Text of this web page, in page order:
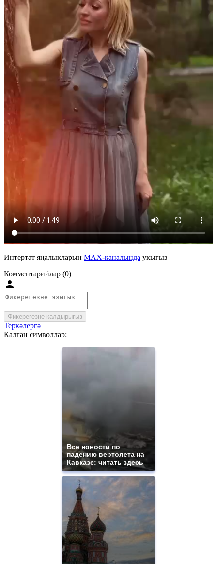
Интертат яңалыкларын MAX-каналында укыгыз
Комментарийлар (0)
Фикерегезне калдырыгыз
Теркәлергә
Калган символлар:
Все новости по
падению вертолета на
Кавказе: читать здесь